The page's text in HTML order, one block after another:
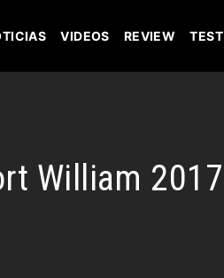
VIDEOS REVIEW TEST
William 2017